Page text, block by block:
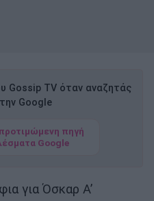
Gossip TV όταν αναζητάς
Google
πηγή
Google
για Όσκαρ Α’